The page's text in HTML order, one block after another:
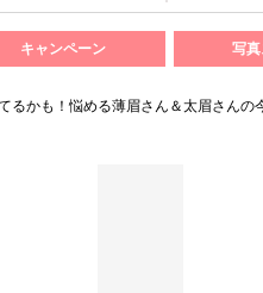
キャンペーン 写
かも！悩める薄眉さん＆太眉さんの